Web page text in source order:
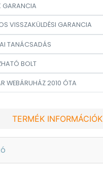
GARANCIA
VISSZAKÜLDÉSI GARANCIA
TANÁCSADÁS
BOLT
WEBÁRUHÁZ2010 ÓTA
TERMÉK INFORMÁCIÓK